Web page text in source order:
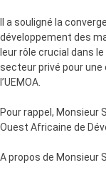
Il a souligné la
développement des
leur rôle crucial dans
secteur privé pour une
l’UEMOA.
Pour rappel, Monsieur
Ouest Africaine de
A propos de Monsieur